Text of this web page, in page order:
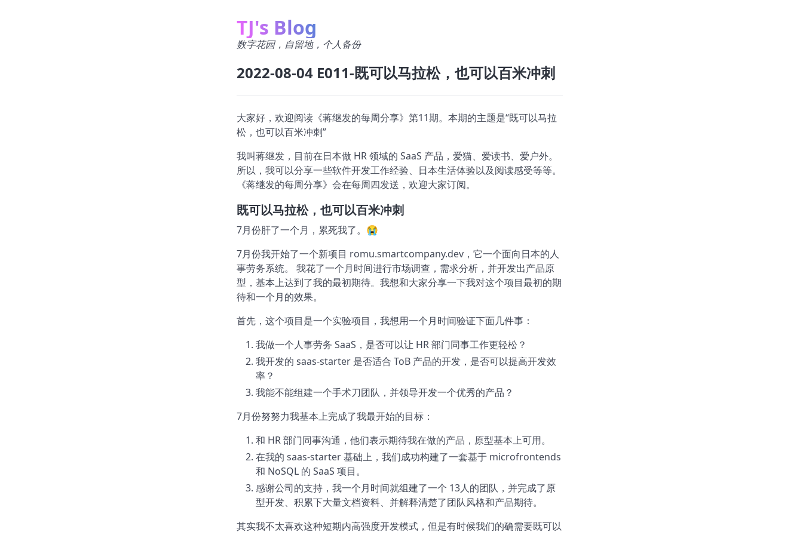
TJ's Blog
数字花园，自留地，个人备份
2022-08-04 E011-既可以马拉松，也可以百米冲刺
大家好，欢迎阅读《蒋继发的每周分享》第11期。本期的主题是“既可以马拉
松，也可以百米冲刺”
我叫蒋继发，目前在日本做 HR 领域的 SaaS 产品，爱猫、爱读书、爱户外。
所以，我可以分享一些软件开发工作经验、日本生活体验以及阅读感受等等。
《蒋继发的每周分享》会在每周四发送，欢迎大家订阅。
既可以马拉松，也可以百米冲刺
7月份肝了一个月，累死我了。😭
7月份我开始了一个新项目 romu.smartcompany.dev，它一个面向日本的人
事劳务系统。 我花了一个月时间进行市场调查，需求分析，并开发出产品原
型，基本上达到了我的最初期待。我想和大家分享一下我对这个项目最初的期
待和一个月的效果。
首先，这个项目是一个实验项目，我想用一个月时间验证下面几件事：
我做一个人事劳务 SaaS，是否可以让 HR 部门同事工作更轻松？
我开发的 saas-starter 是否适合 ToB 产品的开发，是否可以提高开发效
率？
我能不能组建一个手术刀团队，并领导开发一个优秀的产品？
7月份努努力我基本上完成了我最开始的目标：
和 HR 部门同事沟通，他们表示期待我在做的产品，原型基本上可用。
在我的 saas-starter 基础上，我们成功构建了一套基于 microfrontends
和 NoSQL 的 SaaS 项目。
感谢公司的支持，我一个月时间就组建了一个 13人的团队，并完成了原
型开发、积累下大量文档资料、并解释清楚了团队风格和产品期待。
其实我不太喜欢这种短期内高强度开发模式，但是有时候我们的确需要既可以